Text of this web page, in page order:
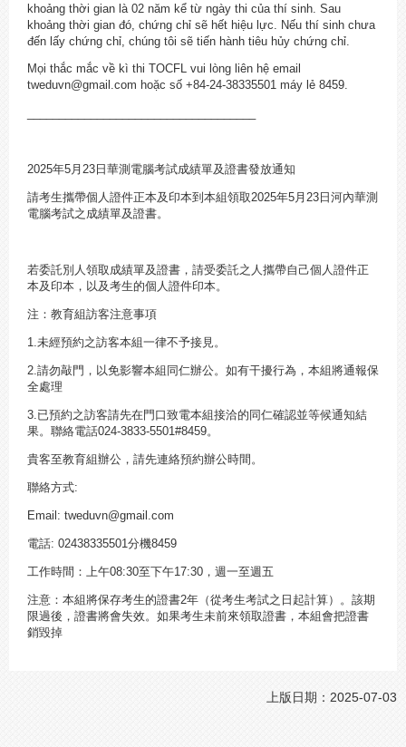
khoảng thời gian là 02 năm kể từ ngày thi của thí sinh. Sau
khoảng thời gian đó, chứng chỉ sẽ hết hiệu lực. Nếu thí sinh chưa
đến lấy chứng chỉ, chúng tôi sẽ tiến hành tiêu hủy chứng chỉ.
Mọi thắc mắc về kì thi TOCFL vui lòng liên hệ email
tweduvn@gmail.com hoặc số +84-24-38335501 máy lẻ 8459.
2025年5月23日華測電腦考試成績單及證書發放通知
請考生攜帶個人證件正本及印本到本組領取2025年5月23日河內華測
電腦考試之成績單及證書。
若委託別人領取成績單及證書，請受委託之人攜帶自己個人證件正
本及印本，以及考生的個人證件印本。
注：教育組訪客注意事項
1.未經預約之訪客本組一律不予接見。
2.請勿敲門，以免影響本組同仁辦公。如有干擾行為，本組將通報保
全處理
3.已預約之訪客請先在門口致電本組接洽的同仁確認並等候通知結
果。聯絡電話024-3833-5501#8459。
貴客至教育組辦公，請先連絡預約辦公時間。
聯絡方式:
Email: tweduvn@gmail.com
電話: 02438335501分機8459
工作時間：上午08:30至下午17:30，週一至週五
注意：本組將保存考生的證書2年（從考生考試之日起計算）。該期
限過後，證書將會失效。如果考生未前來領取證書，本組會把證書
銷毀掉
上版日期：2025-07-03